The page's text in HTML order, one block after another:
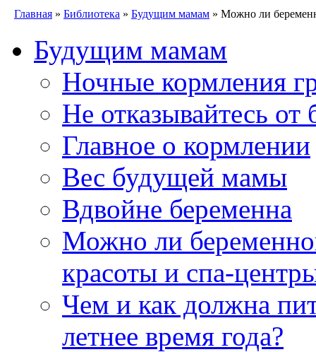
Главная » Библиотека » Будущим мамам » Можно ли
Будущим мамам
Ночные кормления
Не отказывайтесь от
Главное о кормлении
Вес будущей мамы
Вдвойне беременна
Можно ли
красоты и спа-
Чем и как должна
летнее время года?